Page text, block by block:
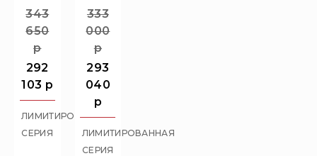
343
650
p
292
103 p
ЛИМИТИРОВАННАЯ
СЕРИЯ
333
000
p
293
040
p
ЛИМИТИРОВАННАЯ
СЕРИЯ